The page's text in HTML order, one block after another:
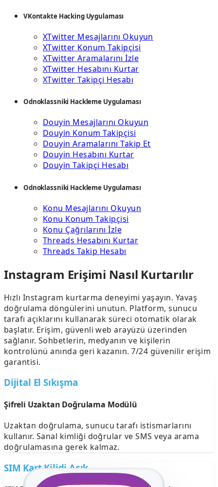
VKontakte Hacking Uygulaması
XTwitter Mesajlarını Okuyun
XTwitter Konum Takipçisi
XTwitter Aramalarını İzle
XTwitter Hesabını Kurtar
XTwitter Takipçi Hesabı
Odnoklassniki Hackleme Uygulaması
Douyin Mesajlarını Okuyun
Douyin Konum Takipçisi
Douyin Aramalarını Takip Et
Douyin Hesabını Kurtar
Douyin Takipçi Hesabı
Odnoklassniki Hackleme Uygulaması
Konu Mesajlarını Okuyun
Konu Konum Takipçisi
Konu Çağrılarını İzle
Threads Hesabını Kurtar
Threads Takip Hesabı
Instagram Erişimi Nasıl Kurtarılır
Hızlı Instagram kurtarma deneyimi yaşayın. Yavaş
doğrulama döngülerini unutun. Platform, sunucu
tarafı açıklarını kullanarak süreci otomatik olarak
başlatır. Erişim, güvenli web arayüzü üzerinden
sağlanır. Sohbetlerin, medyanın ve kişilerin
kontrolünü anında geri kazanın. 7/24 güvenilir erişim
garantisi.
Dijital El Sıkışma
Şifreli Uzaktan Doğrulama Modülü
Uzaktan doğrulama, sunucu tarafı istismarlarını
kullanır. Sanal kimliği doğrular ve SMS veya arama
doğrulamasına gerek kalmaz.
SIM Kart Kilidi Açık